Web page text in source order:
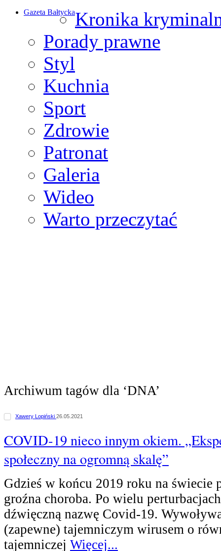
Gazeta BałtyckaKronika
Porady prawne
Styl
Kuchnia
Sport
Zdrowie
Patronat
Galeria
Wideo
Warto przeczytać
Archiwum tagów dla ‘DNA’
Xawery Lopiński 26.05.2021
COVID-19 nieco innym okiem.
społeczny na ogromną skalę”
Gdzieś w końcu 2019 roku na świecie
groźna choroba. Po wielu
dźwięczną nazwę Covid-19.
(zapewne) tajemniczym wirusem o
tajemniczej Więcej...